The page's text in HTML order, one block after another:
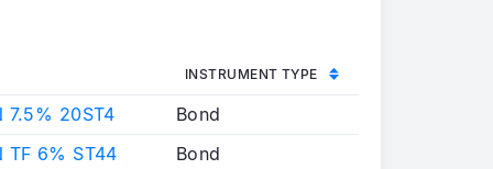
INSTRUMENT TYPE
7.5% 20ST4
Bond
TF 6% ST44
Bond